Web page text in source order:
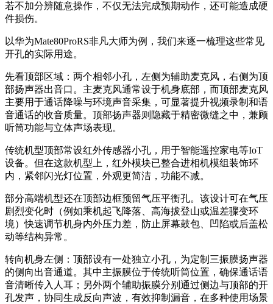
若不加分辨随意操作，不仅无法完成预期动作，还可能造成硬
件损伤。
以华为Mate80ProRS非凡大师为例，我们来逐一梳理这些常见
开孔的实际用途。
先看顶部区域：两个相邻小孔，左侧为辅助麦克风，右侧为顶
部扬声器出音口。主麦克风通常设于机身底部，而顶部麦克风
主要用于通话降噪与环境声音采集，可显著提升视频录制和语
音通话的收音质量。顶部扬声器则隐藏于精密微缝之中，兼顾
听筒功能与立体声场表现。
传统机型顶部常设红外传感器小孔，用于智能遥控家电等IoT
设备。但在这款机型上，红外模块已整合进相机模组装饰环
内，紧邻闪光灯位置，外观更简洁，功能不减。
部分高端机型还在顶部边框预留气压平衡孔。该设计可在气压
剧烈变化时（例如乘机起飞降落、高海拔登山或温差骤变环
境）快速调节机身内外压力差，防止屏幕鼓包、凹陷或后盖松
动等结构异常。
转向机身左侧：顶部设有一处独立小孔，为定制三振膜扬声器
的侧向出音通道。其中主振膜位于传统听筒位置，确保通话语
音清晰传入人耳；另外两个辅助振膜分别通过侧边与顶部的开
孔发声，协同生成反向声波，有效抑制漏音，在多种使用场景